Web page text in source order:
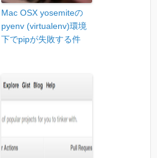
Mac OSX yosemiteの
pyenv (virtualenv)環境
下でpipが失敗する件